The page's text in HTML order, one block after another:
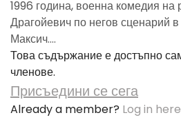
1996 година, военна комедия
Драгойевич по негов сценарий
Максич....
Това съдържание е достъпно
членове.
Присъедини се сега
Already a member? Log in here